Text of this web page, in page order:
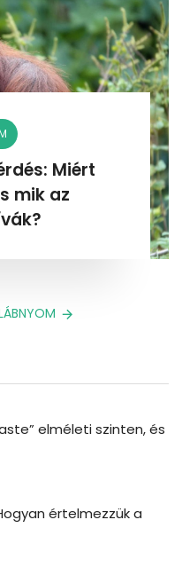
Miért
mik az
elméleti szinten, és
értelmezzük a